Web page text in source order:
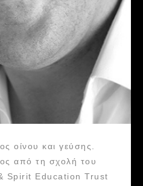
οίνου και γεύσης.
από τη σχολή του
Spirit Education Trust